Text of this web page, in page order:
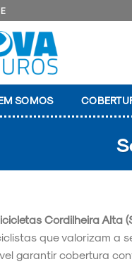
SOMOS
Cordilheira Alta
que valorizam a
garantir cobertura